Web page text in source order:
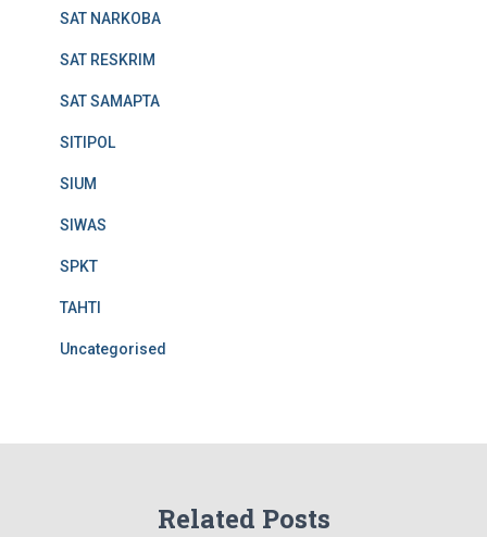
SAT NARKOBA
SAT RESKRIM
SAT SAMAPTA
SITIPOL
SIUM
SIWAS
SPKT
TAHTI
Uncategorised
Related Posts